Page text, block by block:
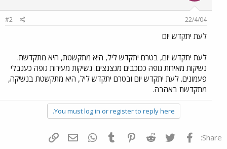
22/4/04
#2
לעת יתקדש יום
לעת יתקדש יום, בטרם יתקדש ליל, היא מתקשטת, היא מתקדשת.
נשיקות מאירות גופה ככוכבים מנצנצים. נשיקות מעירות גופה כענבלי
פעמונים. לעת יתקדש יום ובטרם יתקדש ליל, היא מתקשטת בנשיקה,
מתקדשת באהבה.
You must log in or register to reply here.
Share: פייסבוק Twitter
Reddit
Pinterest
Tumblr
WhatsAppדואר אלקטרוני